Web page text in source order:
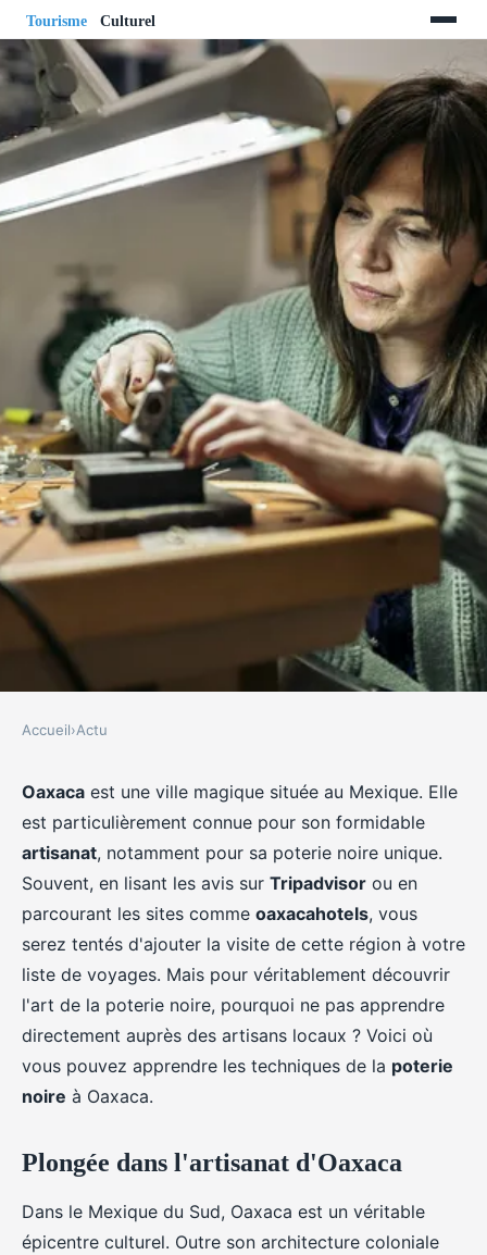
Où apprendre les techniques de
la poterie noire à Oaxaca,
Mexique ?
Gaspard•30 juin 2024 •5 min de lecture
Accueil›Actu
Oaxaca est une ville magique située au Mexique. Elle
est particulièrement connue pour son formidable
artisanat, notamment pour sa poterie noire unique.
Souvent, en lisant les avis sur Tripadvisor ou en
parcourant les sites comme oaxacahotels, vous
serez tentés d'ajouter la visite de cette région à votre
liste de voyages. Mais pour véritablement découvrir
l'art de la poterie noire, pourquoi ne pas apprendre
directement auprès des artisans locaux ? Voici où
vous pouvez apprendre les techniques de la poterie
noire à Oaxaca.
Plongée dans l'artisanat d'Oaxaca
Dans le Mexique du Sud, Oaxaca est un véritable
épicentre culturel. Outre son architecture coloniale